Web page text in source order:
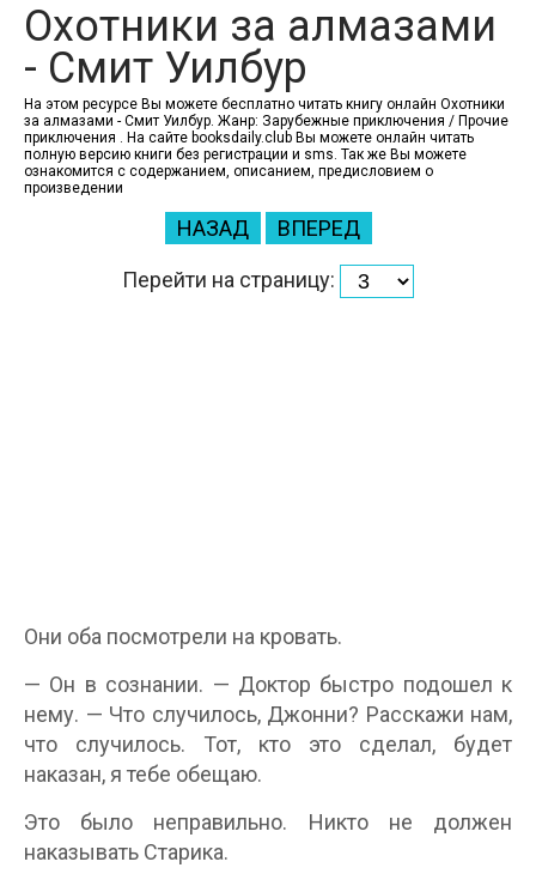
Охотники за алмазами
- Смит Уилбур
На этом ресурсе Вы можете бесплатно читать книгу онлайн Охотники
за алмазами - Смит Уилбур. Жанр: Зарубежные приключения / Прочие
приключения . На сайте booksdaily.club Вы можете онлайн читать
полную версию книги без регистрации и sms. Так же Вы можете
ознакомится с содержанием, описанием, предисловием о
произведении
НАЗАД ВПЕРЕД
Перейти на страницу:
Они оба посмотрели на кровать.
— Он в сознании. — Доктор быстро подошел к
нему. — Что случилось, Джонни? Расскажи нам,
что случилось. Тот, кто это сделал, будет
наказан, я тебе обещаю.
Это было неправильно. Никто не должен
наказывать Старика.